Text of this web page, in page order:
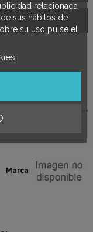
Marca
relacionada
sus hábitos de
su uso pulse el